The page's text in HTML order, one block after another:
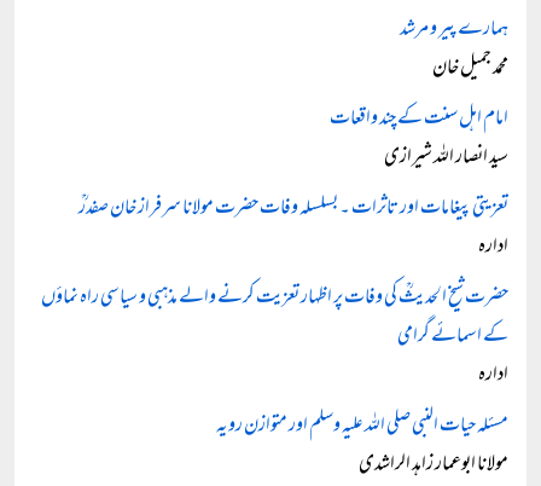
ہمارے پیر و مرشد
محمد جمیل خان
امام اہل سنت کے چند واقعات
سید انصار اللہ شیرازی
تعزیتی پیغامات اور تاثرات ۔ بسلسلہ وفات حضرت مولانا سرفراز خان صفدرؒ
ادارہ
حضرت شیخ الحدیثؒ کی وفات پر اظہار تعزیت کرنے والے مذہبی و سیاسی راہ نماؤں
کے اسمائے گرامی
ادارہ
مسئلہ حیات النبی صلی اللہ علیہ وسلم اور متوازن رویہ
مولانا ابوعمار زاہد الراشدی